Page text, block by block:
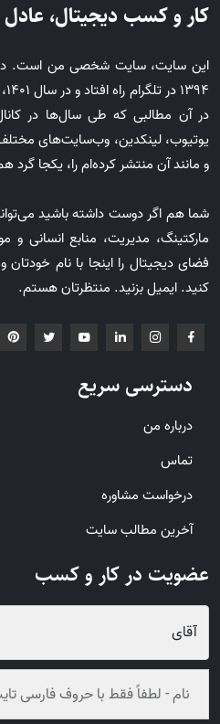
کار و کسب دیجیتال، عادل
این سایت، سایت شخصی من است. در
در آن مطالبی که طی سال‌ها در
یوتیوب، لینکدین، وب‌سایت‌های
و مانند آن منتشر کرده‌ام را، یکجا گرد
شما هم اگر دوست داشته باشید
مارکتینگ، مدیریت، منابع انسانی
فضای دیجیتال را اینجا با نام
کنید. ایمیل بزنید. منتظرتان هستم.
دسترسی سریع
درباره من
تماس
درخواست مشاوره
آخرین مطالب سایت
عضویت در کار و کسب